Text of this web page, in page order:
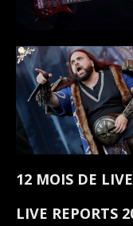
12 MOIS DE
LIVE REPORTS